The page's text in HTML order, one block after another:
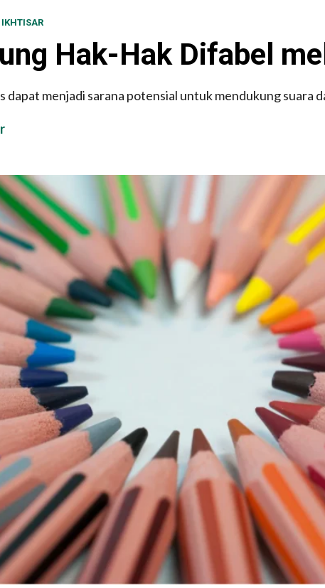
IKHTISAR
Hak-Hak Difabel
dapat menjadi sarana potensial untuk mendukung suara